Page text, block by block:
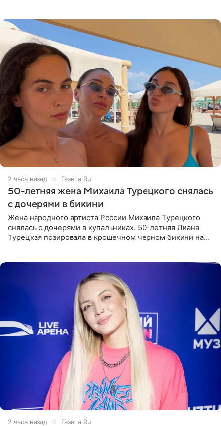
2 часа назад Газета.Ru
50-летняя жена Михаила Турецкого снялась
с дочерями в бикини
Жена народного артиста России Михаила Турецкого
снялась с дочерями в купальниках. 50-летняя Лиана
Турецкая позировала в крошечном черном бикини на
2 часа назад Газета.Ru